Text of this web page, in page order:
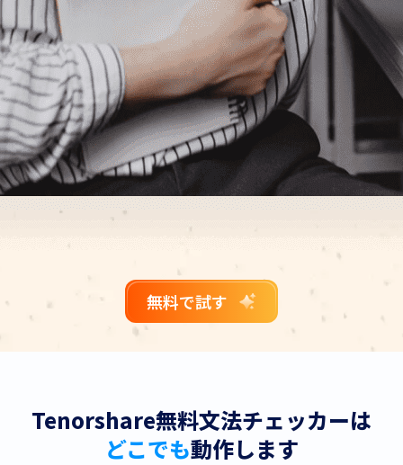
無料で試す
Tenorshare無料文法チェッカーは
どこでも動作します